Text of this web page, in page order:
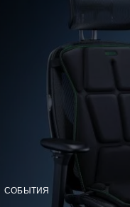
СОБЫТИЯ